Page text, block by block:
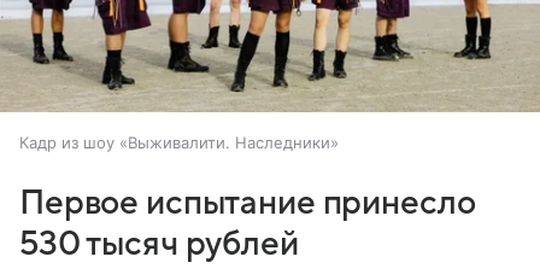
Кадр из шоу «Выживалити. Наследники»
Первое испытание принесло
530 тысяч рублей